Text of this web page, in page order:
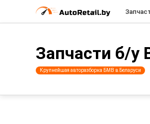
Запчасти б/у
Крупнейшая авторазборка БМВ в Беларуси